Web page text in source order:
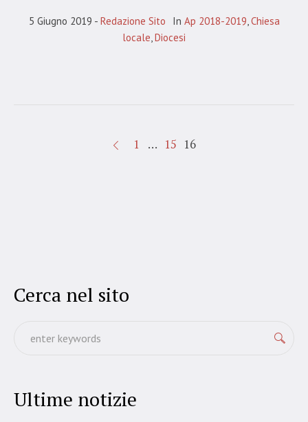
5 Giugno 2019 Redazione Sito In Ap 2018-2019,Chiesa
locale,Diocesi
1 … 15 16
Cerca nel sito
Ultime notizie